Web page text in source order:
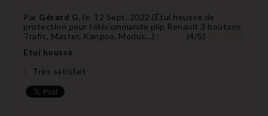
Par Gérard G. le 12 Sept. 2022 (Étui housse de
protection pour télécommande plip Renault 3 boutons
Trafic, Master, Kangoo, Modus...) : (4/5)
Etui housse
Très satisfait